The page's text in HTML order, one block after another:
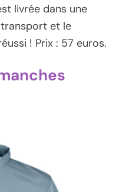
livrée dans une
et le
! Prix : 57 euros.